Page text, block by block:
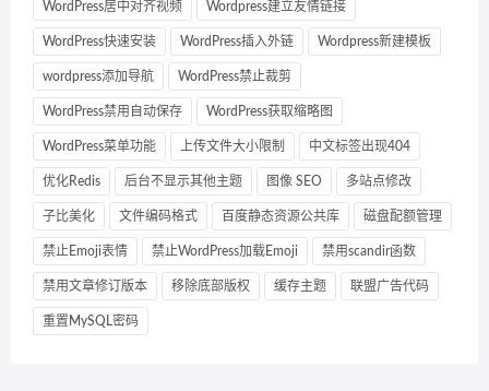
WordPress居中对齐视频 Wordpress建立友情链接
WordPress快速安装 WordPress插入外链 Wordpress新建模板
wordpress添加导航 WordPress禁止裁剪
WordPress禁用自动保存 WordPress获取缩略图
WordPress菜单功能 上传文件大小限制 中文标签出现404
优化Redis 后台不显示其他主题 图像 SEO 多站点修改
子比美化 文件编码格式 百度静态资源公共库 磁盘配额管理
禁止Emoji表情 禁止WordPress加载Emoji 禁用scandir函数
禁用文章修订版本 移除底部版权 缓存主题 联盟广告代码
重置MySQL密码